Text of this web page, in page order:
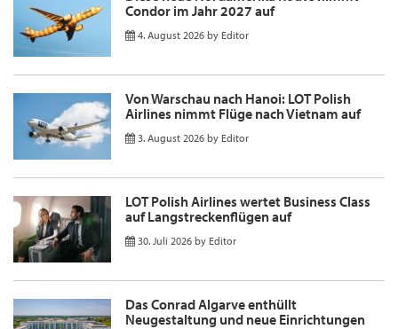
Condor im Jahr 2027 auf
4. August 2026 by Editor
Von Warschau nach Hanoi: LOT Polish
Airlines nimmt Flüge nach Vietnam auf
3. August 2026 by Editor
LOT Polish Airlines wertet Business Class
auf Langstreckenflügen auf
30. Juli 2026 by Editor
Das Conrad Algarve enthüllt
Neugestaltung und neue Einrichtungen